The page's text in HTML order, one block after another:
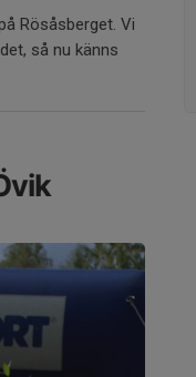
Rösåsberget. Vi
så nu känns